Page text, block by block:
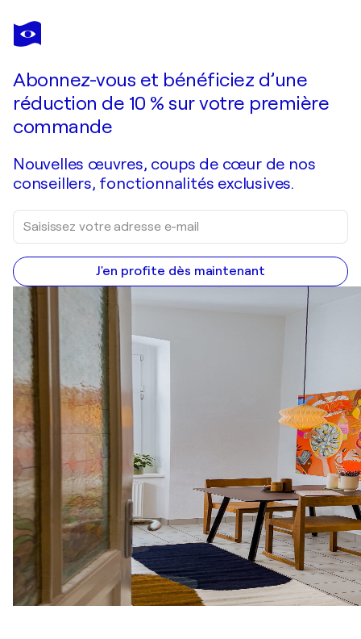
DARIA BORISOVA
Jungle World
Abonnez-vous et bénéficiez d’une
réduction de 10 % sur votre première
commande
Nouvelles œuvres, coups de cœur de nos
conseillers, fonctionnalités exclusives.
J'en profite dès maintenant